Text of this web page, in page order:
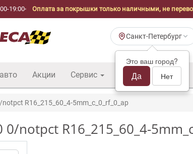
19:00 Оплата за покрышки только наличными, не
Санкт-Петербург
Это ваш город?
Да Нет
Акции Сервис Шины б/у оптом
R16_215_60_4-5mm_c_0_rf_0_ap
notpct R16_215_60_4-